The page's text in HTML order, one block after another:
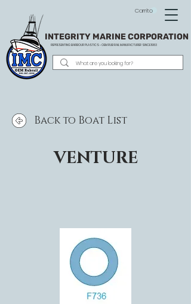
INTEGRITY MARINE CORPORATION
REPRESENTING BARBOUR PLASTICS - OEM RUB RAIL MANUFACTURER SINCE 1983
Carrito
Back to Boat List
VENTURE